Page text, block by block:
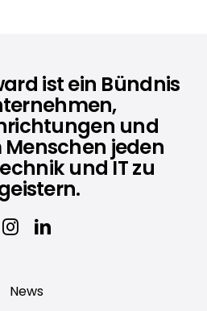
ist ein Bündnis
und
Menschen jeden
und IT zu
News